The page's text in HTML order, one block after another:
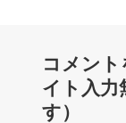
コメン
イト入力
す）